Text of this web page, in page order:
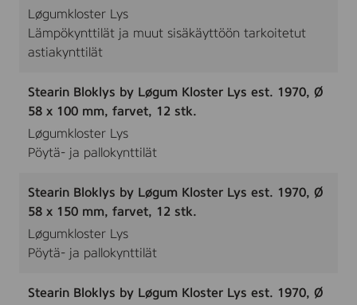
Løgumkloster Lys
Lämpökynttilät ja muut sisäkäyttöön tarkoitetut
astiakynttilät
Stearin Bloklys by Løgum Kloster Lys est. 1970, Ø
58 x 100 mm, farvet, 12 stk.
Løgumkloster Lys
Pöytä- ja pallokynttilät
Stearin Bloklys by Løgum Kloster Lys est. 1970, Ø
58 x 150 mm, farvet, 12 stk.
Løgumkloster Lys
Pöytä- ja pallokynttilät
Stearin Bloklys by Løgum Kloster Lys est. 1970, Ø